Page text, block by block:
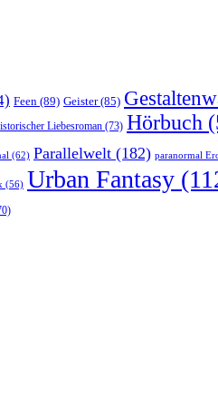
Feen (89) Geister(85)
Liebesroman (73) Hörbuch
(62) Parallelwelt (182) paranormal
(56) Urban Fantasy